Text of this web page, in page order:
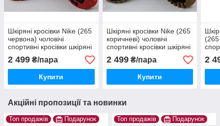
Шкіряні кросівки Nike (265
червона) чоловічі
спортивні кросівки шкіряні
чоловічі
2 499 ₴/пара
Купити
Шкіряні кросівки Nike (265
коричневі) чоловічі
спортивні кросівки шкіряні
чоловічі
2 499₴/пара
Купити
(265
2
Акційні пропозиції та новинки
Топ продажів Подарунок Топ продажів Подарунок